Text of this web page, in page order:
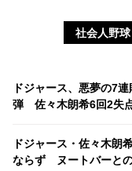
社会人野球
ドジャース、悪夢の7
弾 佐々木朗希6回2失
ドジャース・佐々木
ならず ヌートバーと